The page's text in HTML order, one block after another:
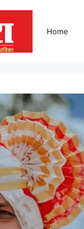
Home